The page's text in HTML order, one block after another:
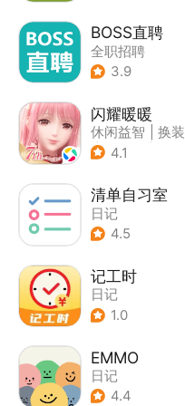
BOSS直聘
全职招聘
3.9
闪耀暖暖
休闲益智
换装
| 美少女
4.1
清单自习室
日记
4.5
记工时
日记
1.0
EMMO
日记
4.4